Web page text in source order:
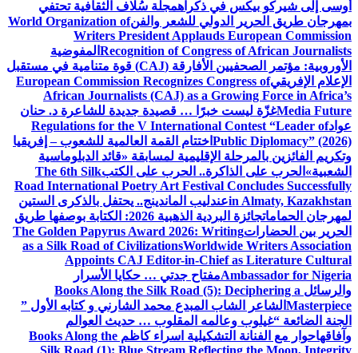
أوسى إلى شيركو بيكس في ذكراهمجلة سُلاف الثقافية تحتفي
بمهرجان طريق الحرير الدولي للشعر والفنWorld Organization of
Writers President Applauds European Commission
Recognition of Congress of African Journalists المفوضية
الأوروبية: مؤتمر الصحفيين الأفارقة (CAJ) قوة متنامية في مستقبل
الإعلام الإفريقيEuropean Commission Recognizes Congress of
African Journalists (CAJ) as a Growing Force in Africa’s
Media Futureغزّة ليست خبرًا … قصيدة جديدة للشاعرة د. حنان
عوادRegulations for the V International Contest “Leader of
Public Diplomacy” (2026) اختتام القمة العالمية للشعوب – إفريقيا
وتكريم الفائزين بالمرحلة الإقليمية لمسابقة «قائد الدبلوماسية
الشعبية» الحرب على الذاكرة.. الحرب على الكتبThe 6th Silk
Road International Poetry Art Festival Concludes Successfully
in Almaty, Kazakhstanعندليب الماندينج.. يحتفل بالذكرى الستين
لمهرجان الحمامات
جائزة البردية الذهبية 2026: الكتابة بوصفها طريق
الحرير بين الحضاراتThe Golden Papyrus Award 2026: Writing
as a Silk Road of CivilizationsWorldwide Writers Association
Appoints CAJ Editor-in-Chief as Literature Cultural
Ambassador for Nigeriaمفتاح جدتي … حكايا الأسرار
والرسائل Books Along the Silk Road (5): Deciphering a
Masterpiece الشاعر الشاب المبدع محمد الشارني و كتابه الأول ”
الجنة الضائعة “غيلوب وعالمه المقلوب … حديث العوالم
وآفاقهاحوار مع الفنانة التشكيلية اسراء كاظم Books Along the